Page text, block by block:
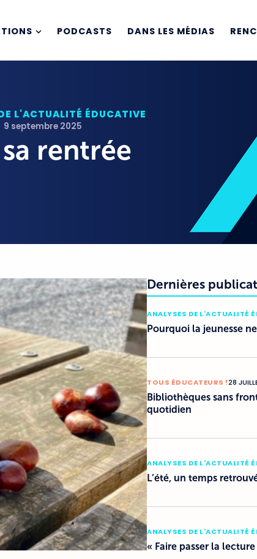
PODCASTS DANS LES MÉDIAS
L'ACTUALITÉ ÉDUCATIVE
9 septembre 2025
rentrée
Dernières
ANALYSES DE L'ACTUALITÉ
Pourquoi la jeunesse
TOUS ÉDUCATEURS !28
Bibliothèques sans
quotidien
ANALYSES DE L'ACTUALITÉ
L’été, un temps
ANALYSES DE L'ACTUALITÉ
« Faire passer la